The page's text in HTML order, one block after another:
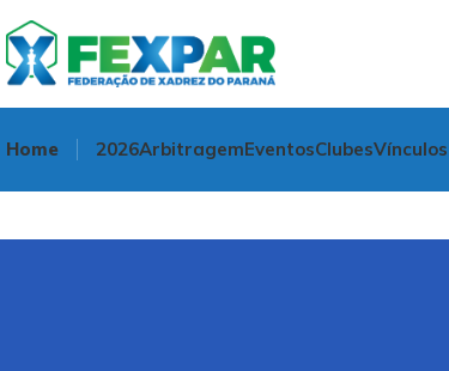
Home 2026ArbitragemEventosClubes